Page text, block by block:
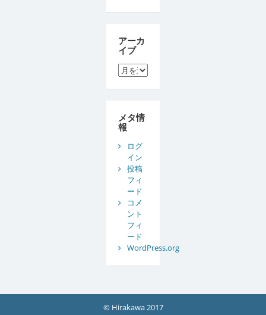
アーカ
イブ
ア
ー
カ
ブ
メタ情
報
ログ
イン
投稿
フィ
ード
コメ
ント
フィ
ード
WordPress.org
© Hirakawa 2017